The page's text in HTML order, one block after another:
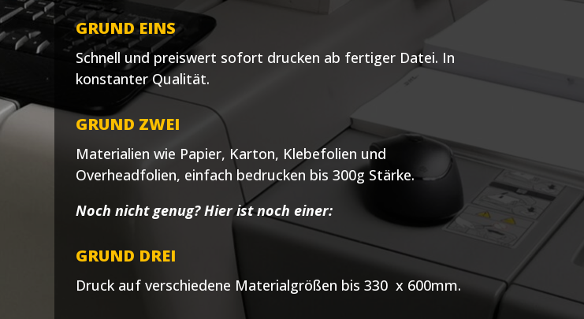
GRUND EINS
Schnell und preiswert sofort drucken ab fertiger Datei. In
konstanter Qualität.
GRUND ZWEI
Materialien wie Papier, Karton, Klebefolien und
Overheadfolien, einfach bedrucken bis 300g Stärke.
Noch nicht genug? Hier ist noch einer:
GRUND DREI
Druck auf verschiedene Materialgrößen bis 330 x 600mm.